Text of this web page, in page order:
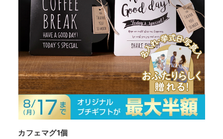
カフェマグ1個